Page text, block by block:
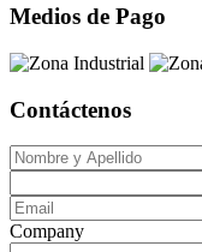
Medios de Pago
Contáctenos
Company